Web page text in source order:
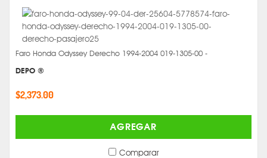
Faro Honda Odyssey Derecho 1994-2004 019-1305-00 -
DEPO ®
$2,373.00
AGREGAR
Comparar